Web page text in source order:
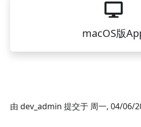
macOS版
由 dev_admin 提交于 周一, 04/06/